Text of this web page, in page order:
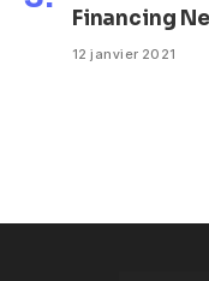
Financing
12 janvier 2021